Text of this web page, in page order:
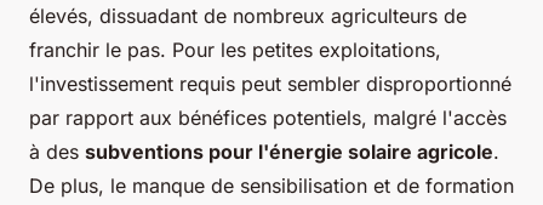
élevés, dissuadant de nombreux agriculteurs de
franchir le pas. Pour les petites exploitations,
l'investissement requis peut sembler disproportionné
par rapport aux bénéfices potentiels, malgré l'accès
à des subventions pour l'énergie solaire agricole.
De plus, le manque de sensibilisation et de formation